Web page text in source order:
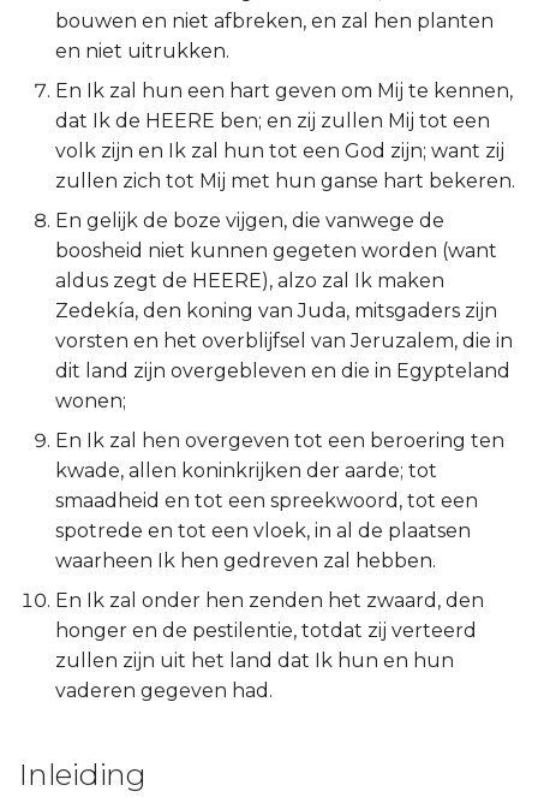
Titus
Filémon
Hebreeën
Jakobus
1 Petrus
2 Petrus
1 Johannes
2 Johannes
3 Johannes
Openbaring
bouwen en niet afbreken, en zal hen planten
en niet uitrukken.
En Ik zal hun een hart geven om Mij te kennen,
dat Ik de HEERE ben; en zij zullen Mij tot een
volk zijn en Ik zal hun tot een God zijn; want zij
zullen zich tot Mij met hun ganse hart bekeren.
En gelijk de boze vijgen, die vanwege de
boosheid niet kunnen gegeten worden (want
aldus zegt de HEERE), alzo zal Ik maken
Zedekía, den koning van Juda, mitsgaders zijn
vorsten en het overblijfsel van Jeruzalem, die in
dit land zijn overgebleven en die in Egypteland
wonen;
En Ik zal hen overgeven tot een beroering ten
kwade, allen koninkrijken der aarde; tot
smaadheid en tot een spreekwoord, tot een
spotrede en tot een vloek, in al de plaatsen
waarheen Ik hen gedreven zal hebben.
En Ik zal onder hen zenden het zwaard, den
honger en de pestilentie, totdat zij verteerd
zullen zijn uit het land dat Ik hun en hun
vaderen gegeven had.
Inleiding